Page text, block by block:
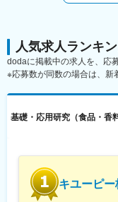
■部署魅力：
・社会実装までの
て関わることがで
（1）人と地球を
貢献するためのヘ
（2）独自素材ユ
当社が世界で初め
開を行ってきまし
でき、バイオ燃料
人気求人ランキ
dodaに掲載中の求人を、応
※応募数が同数の場合は、新
基礎・応用研究（食品・香
キユーピ